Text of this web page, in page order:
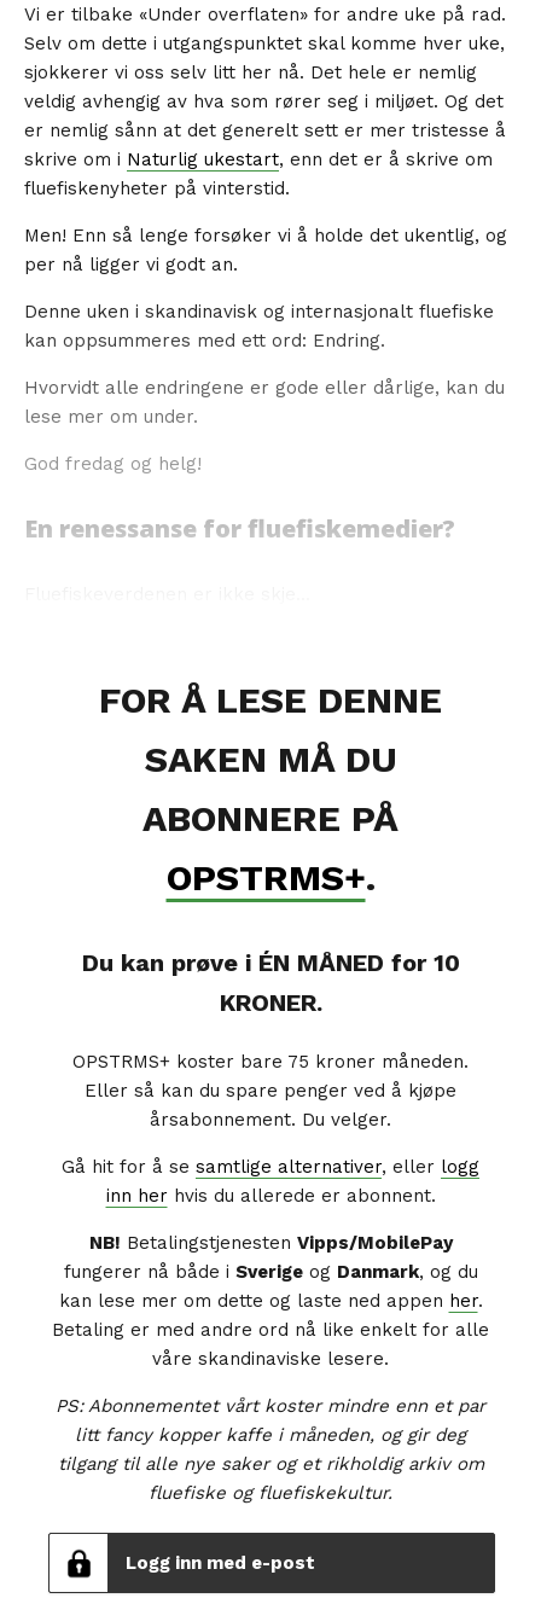
Vi er tilbake «Under overflaten» for andre uke på rad.
Selv om dette i utgangspunktet skal komme hver uke,
sjokkerer vi oss selv litt her nå. Det hele er nemlig
veldig avhengig av hva som rører seg i miljøet. Og det
er nemlig sånn at det generelt sett er mer tristesse å
skrive om i Naturlig ukestart, enn det er å skrive om
fluefiskenyheter på vinterstid.
Men! Enn så lenge forsøker vi å holde det ukentlig, og
per nå ligger vi godt an.
Denne uken i skandinavisk og internasjonalt fluefiske
kan oppsummeres med ett ord: Endring.
Hvorvidt alle endringene er gode eller dårlige, kan du
lese mer om under.
God fredag og helg!
En renessanse for fluefiskemedier?
FOR Å LESE DENNE
SAKEN MÅ DU
ABONNERE PÅ
OPSTRMS+.
Du kan prøve i ÉN MÅNED for 10
KRONER.
OPSTRMS+ koster bare 75 kroner måneden.
Eller så kan du spare penger ved å kjøpe
årsabonnement. Du velger.
Gå hit for å se samtlige alternativer, eller logg
inn herhvis du allerede er abonnent.
NB! Betalingstjenesten Vipps/MobilePay
fungerer nå både i Sverigeog Danmark, og du
kan lese mer om dette og laste ned appen her.
Betaling er med andre ord nå like enkelt for alle
våre skandinaviske lesere.
PS: Abonnementet vårt koster mindre enn et par
litt fancy kopper kaffe i måneden, og gir deg
tilgang til alle nye saker og et rikholdig arkiv om
fluefiske og fluefiskekultur.
Logg inn med e-post